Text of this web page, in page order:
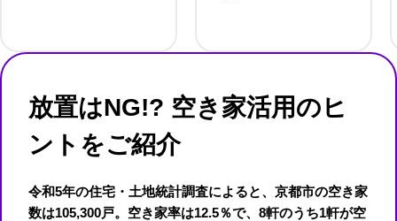
放置はNG!? 空き家活用のヒ
ントをご紹介
令和5年の住宅・土地統計調査によると、京都市の空き家
数は105,300戸。空き家率は12.5％で、8軒のうち1軒が空